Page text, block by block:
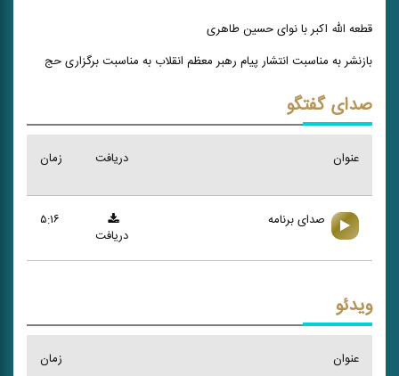
‌قطعه الله اکبر با نوای حسین طاهری
بازنشر به مناسبت انتشار پیام رهبر معظم انقلاب به مناسبت برگزاری حج
صدای گفتگو
عنوان زمان دریافت
صدای برنامه
۵:۱۶
دریافت
ویدئو
عنوان زمان